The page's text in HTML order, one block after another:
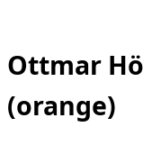
Ottmar
(orange)